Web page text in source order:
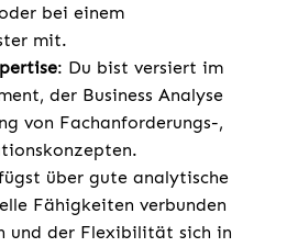
bei einem
mit.
: Du bist versiert im
der Business Analyse
von Fachanforderungs-,
über gute analytische
Fähigkeiten verbunden
und der Flexibilität sich in